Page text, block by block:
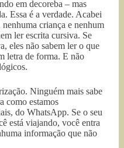
em decoreba – mas
Essa é a verdade. Acabei
criança e nenhum
ler escrita cursiva. Se
eles não sabem ler o que
letra de forma. E não
Ninguém mais sabe
como estamos
do WhatsApp. Se o seu
está viajando, você entra
informação que não